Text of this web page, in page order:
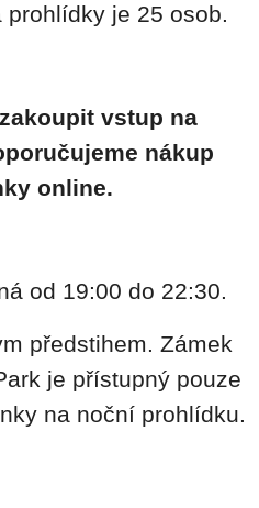
je 25 osob.
vstup na
nákup
online.
od 19:00 do 22:30.
předstihem. Zámek
je přístupný pouze
na noční prohlídku.